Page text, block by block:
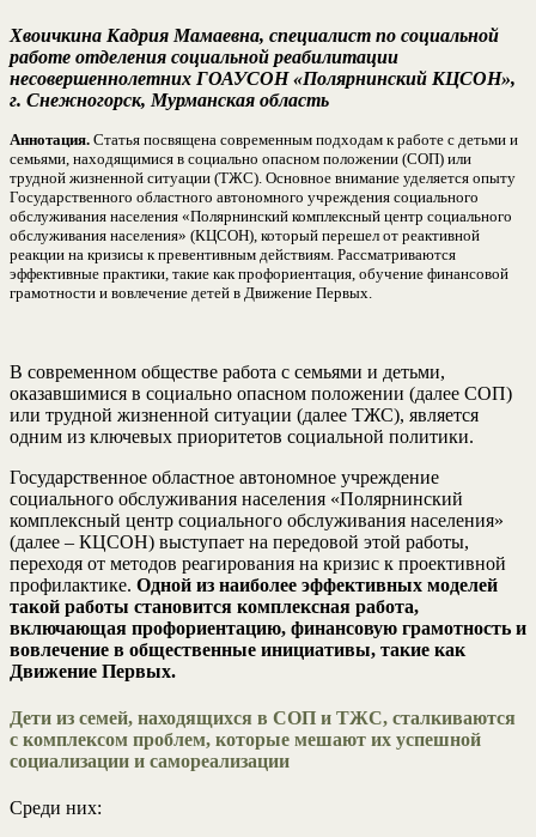
Хвоичкина Кадрия Мамаевна, специалист по социальной
работе отделения социальной реабилитации
несовершеннолетних ГОАУСОН «Полярнинский КЦСОН»,
г. Снежногорск, Мурманская область
Аннотация. Статья посвящена современным подходам к работе с детьми и
семьями, находящимися в социально опасном положении (СОП) или
трудной жизненной ситуации (ТЖС). Основное внимание уделяется опыту
Государственного областного автономного учреждения социального
обслуживания населения «Полярнинский комплексный центр социального
обслуживания населения» (КЦСОН), который перешел от реактивной
реакции на кризисы к превентивным действиям. Рассматриваются
эффективные практики, такие как профориентация, обучение финансовой
грамотности и вовлечение детей в Движение Первых.
В современном обществе работа с семьями и детьми,
оказавшимися в социально опасном положении (далее СОП)
или трудной жизненной ситуации (далее ТЖС), является
одним из ключевых приоритетов социальной политики.
Государственное областное автономное учреждение
социального обслуживания населения «Полярнинский
комплексный центр социального обслуживания населения»
(далее – КЦСОН) выступает на передовой этой работы,
переходя от методов реагирования на кризис к проективной
профилактике. Одной из наиболее эффективных моделей
такой работы становится комплексная работа,
включающая профориентацию, финансовую грамотность и
вовлечение в общественные инициативы, такие как
Движение Первых.
Дети из семей, находящихся в СОП и ТЖС, сталкиваются
с комплексом проблем, которые мешают их успешной
социализации и самореализации
Среди них: